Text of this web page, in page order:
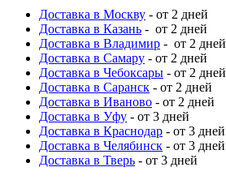
Доставка в Москву - от 2 дней
Доставка в Казань - от 2 дней
Доставка в Владимир - от 2 дней
Доставка в Самару - от 2 дней
Доставка в Чебоксары - от 2 дней
Доставка в Саранск - от 2 дней
Доставка в Иваново - от 2 дней
Доставка в Уфу - от 3 дней
Доставка в Краснодар - от 3 дней
Доставка в Челябинск - от 3 дней
Доставка в Тверь - от 3 дней